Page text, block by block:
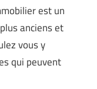
est un
anciens et
vous y
qui peuvent